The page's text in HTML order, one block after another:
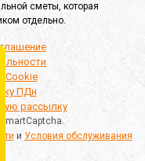
сметы, которая
отдельно.
Cookie
ПДн
рассылку
и Условия обслуживания